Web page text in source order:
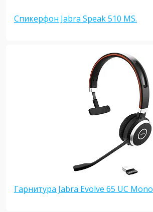
Спикерфон Jabra Speak 510 MS.
Гарнитура Jabra Evolve 65 UC Mono